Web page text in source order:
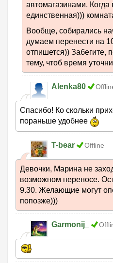
автомагазинами. Когда
единственная)))
Вообще, собирались
думаем перенести на
отпишется)) Забегите,
тему, чтоб время
Alenka80
Спасибо! Ко скольки
пораньше удобнее
T-bear Offline
Девочки, Марина не
возможном переносе.
9.30. Желающие могут
попозже)))
Garmonij_